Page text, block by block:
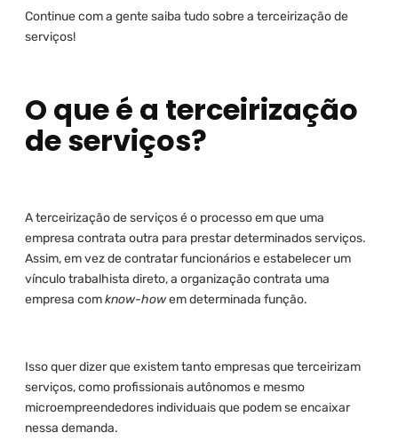
Continue com a gente saiba tudo sobre a terceirização de
serviços!
O que é a terceirização
de serviços?
A terceirização de serviços é o processo em que uma
empresa contrata outra para prestar determinados serviços.
Assim, em vez de contratar funcionários e estabelecer um
vínculo trabalhista direto, a organização contrata uma
empresa comknow-howem determinada função.
Isso quer dizer que existem tanto empresas que terceirizam
serviços, como profissionais autônomos e mesmo
microempreendedores individuais que podem se encaixar
nessa demanda.